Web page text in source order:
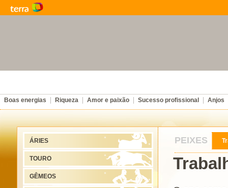
PEIXES
ÁRIES
TOURO
GÊMEOS
Boas energias Riqueza Amor e paixão Sucesso profissional Anjos